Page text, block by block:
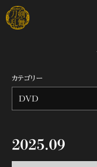
カテゴリー
DVD
2025.09